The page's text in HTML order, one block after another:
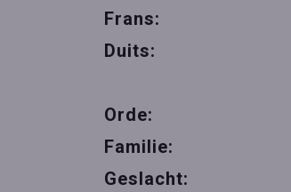
Frans:
Duits:
Orde:
Familie:
Geslacht: